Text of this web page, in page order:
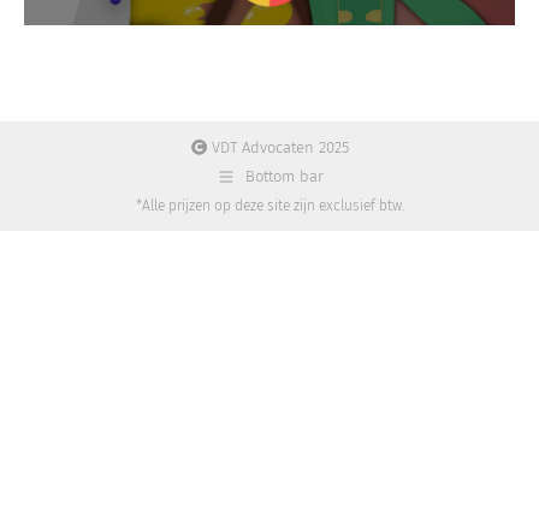
VDT Advocaten 2025
Bottom bar
*Alle prijzen op deze site zijn exclusief btw.